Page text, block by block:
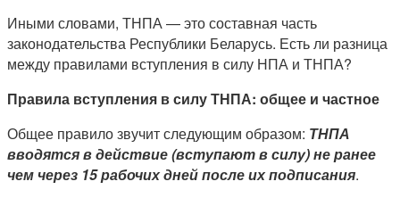
Иными словами, ТНПА — это составная часть
законодательства Республики Беларусь. Есть ли разница
между правилами вступления в силу НПА и ТНПА?
Правила вступления в силу ТНПА: общее и частное
Общее правило звучит следующим образом: ТНПА
вводятся в действие (вступают в силу) не ранее
чем через 15 рабочих дней после их подписания.